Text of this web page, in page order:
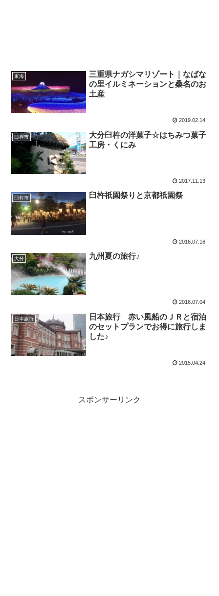
東海
三重県ナガシマリゾート｜なばな
の里イルミネーションと桑名のお
土産
2019.02.14
臼杵市
大分臼杵の洋菓子☆はちみつ菓子
工房・くにみ
2017.11.13
臼杵市 臼杵祇園祭りと京都祇園祭
2016.07.16
大分 九州夏の旅行♪
2016.07.04
日本旅行
日本旅行 赤い風船のＪＲと宿泊
のセットプランでお得に旅行しま
した♪
2015.04.24
スポンサーリンク